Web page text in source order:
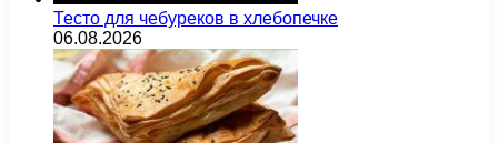
Тесто для чебуреков в хлебопечке
06.08.2026